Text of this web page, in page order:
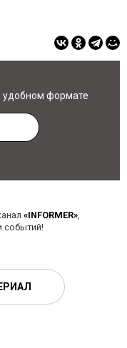
удобном формате
«INFORMER»,
событий!